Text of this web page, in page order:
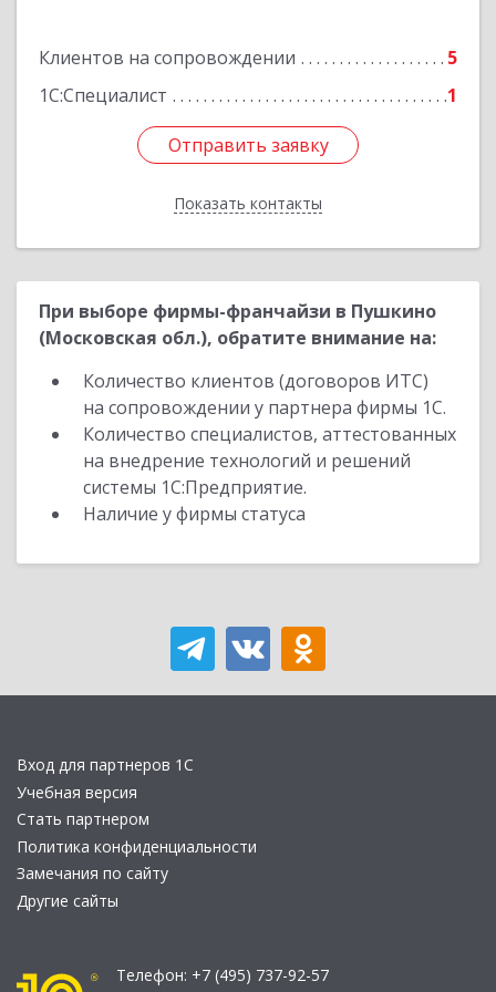
Клиентов на сопровождении
5
1С:Специалист
1
Отправить заявку
Показать контакты
Отправить заявку
Назад
При выборе фирмы-франчайзи в Пушкино
(Московская обл.), обратите внимание на:
Количество клиентов (договоров ИТС)
на сопровождении у партнера фирмы 1С.
Количество специалистов, аттестованных
на внедрение технологий и решений
системы 1С:Предприятие.
Наличие у фирмы статуса
Вход для партнеров 1С
Учебная версия
Стать партнером
Политика конфиденциальности
Замечания по сайту
Другие сайты
Телефон: +7 (495) 737-92-57